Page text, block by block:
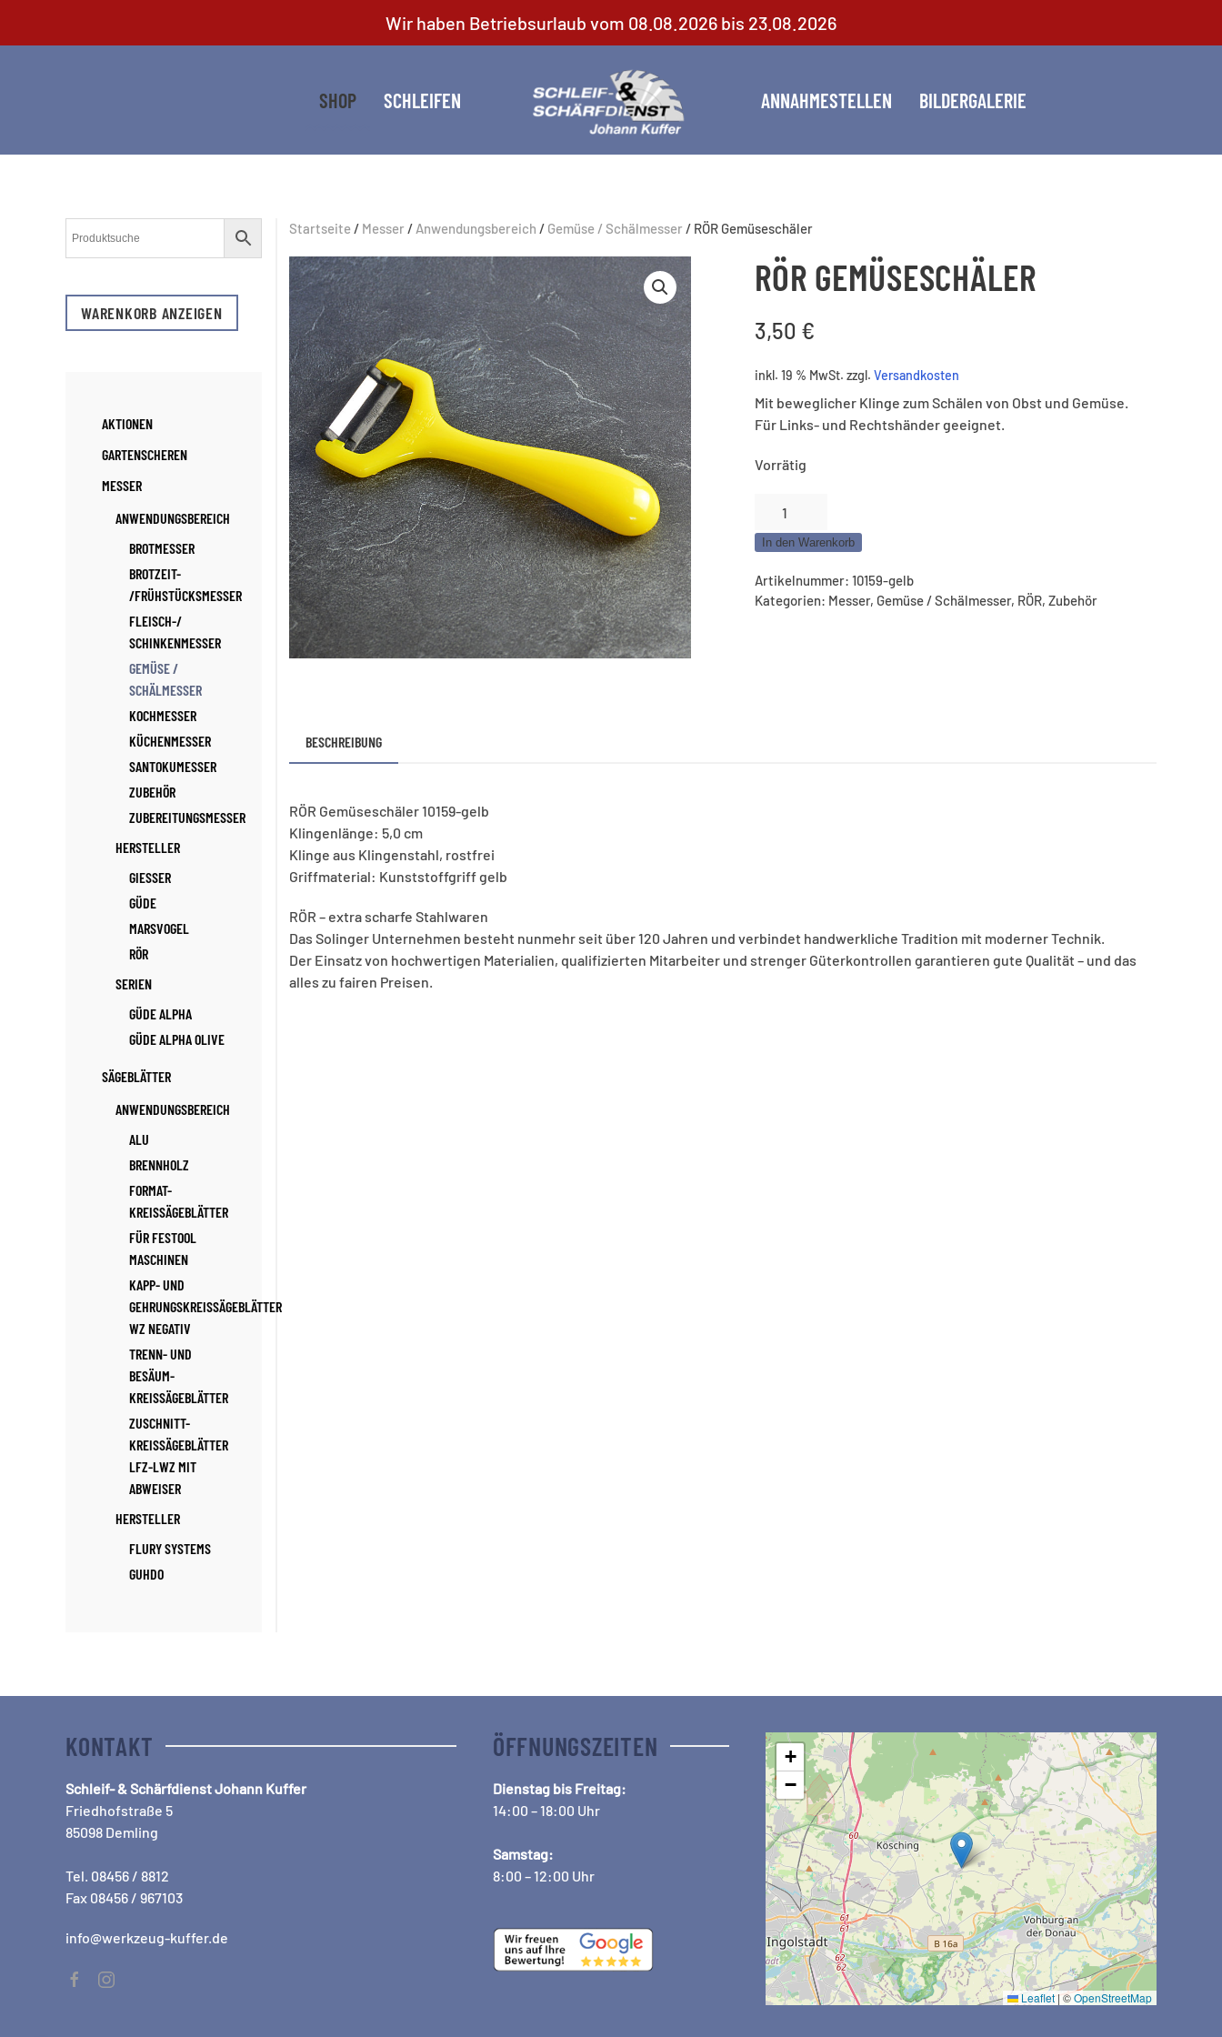
Zum Hauptinhalt springen
Wir haben Betriebsurlaub vom 08.08.2026 bis 23.08.2026
SHOP SCHLEIFEN ANNAHMESTELLEN BILDERGALERIE
Startseite/ Messer / Anwendungsbereich / Gemüse / Schälmesser / RÖR Gemüseschäler
RÖR GEMÜSESCHÄLER
3,50 €
inkl. 19 % MwSt. zzgl. Versandkosten
Mit beweglicher Klinge zum Schälen von Obst und Gemüse.
Für Links- und Rechtshänder geeignet.
Vorrätig
Menge
In den Warenkorb
Artikelnummer: 10159-gelb
Kategorien: Messer, Gemüse / Schälmesser, RÖR, Zubehör
BESCHREIBUNG
RÖR Gemüseschäler 10159-gelb
Klingenlänge: 5,0 cm
Klinge aus Klingenstahl, rostfrei
Griffmaterial: Kunststoffgriff gelb
RÖR – extra scharfe Stahlwaren
Das Solinger Unternehmen besteht nunmehr seit über 120 Jahren und verbindet handwerkliche Tradition mit moderner Technik.
Der Einsatz von hochwertigen Materialien, qualifizierten Mitarbeiter und strenger Güterkontrollen garantieren gute Qualität – und das
alles zu fairen Preisen.
WARENKORB ANZEIGEN
AKTIONEN
GARTENSCHEREN
MESSER
ANWENDUNGSBEREICH
BROTMESSER
BROTZEIT-
/FRÜHSTÜCKSMESSER
FLEISCH-/
SCHINKENMESSER
GEMÜSE /
SCHÄLMESSER
KOCHMESSER
KÜCHENMESSER
SANTOKUMESSER
ZUBEHÖR
ZUBEREITUNGSMESSER
HERSTELLER
GIESSER
GÜDE
MARSVOGEL
RÖR
SERIEN
GÜDE ALPHA
GÜDE ALPHA OLIVE
SÄGEBLÄTTER
ANWENDUNGSBEREICH
ALU
BRENNHOLZ
FORMAT-
KREISSÄGEBLÄTTER
FÜR FESTOOL
MASCHINEN
KAPP- UND
GEHRUNGSKREISSÄGEBLÄTTER
WZ NEGATIV
TRENN- UND
BESÄUM-
KREISSÄGEBLÄTTER
ZUSCHNITT-
KREISSÄGEBLÄTTER
LFZ-LWZ MIT
ABWEISER
HERSTELLER
FLURY SYSTEMS
GUHDO
KONTAKT
Schleif- & Schärfdienst Johann Kuffer
Friedhofstraße 5
85098 Demling
Tel. 08456 / 8812
Fax 08456 / 967103
info@werkzeug-kuffer.de
ÖFFNUNGSZEITEN
Dienstag bis Freitag:
14:00 – 18:00 Uhr
Samstag:
8:00 – 12:00 Uhr
+
−
Leaflet | ©OpenStreetMap